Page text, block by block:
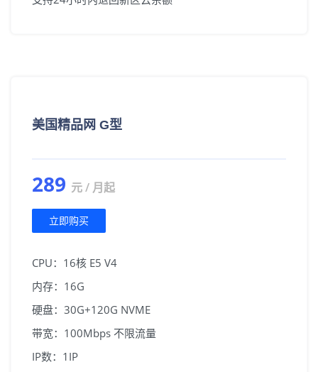
美国精品网 G型
289 元 / 月起
立即购买
CPU：16核 E5 V4
内存：16G
硬盘：30G+120G NVME
带宽：100Mbps 不限流量
IP数：1IP